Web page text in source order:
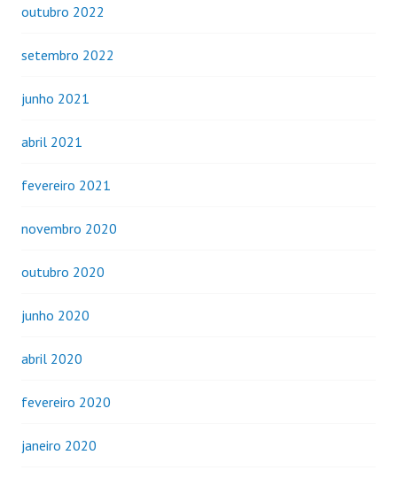
outubro 2022
setembro 2022
junho 2021
abril 2021
fevereiro 2021
novembro 2020
outubro 2020
junho 2020
abril 2020
fevereiro 2020
janeiro 2020